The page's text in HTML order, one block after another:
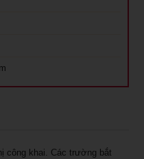
công khai. Các trường bắt